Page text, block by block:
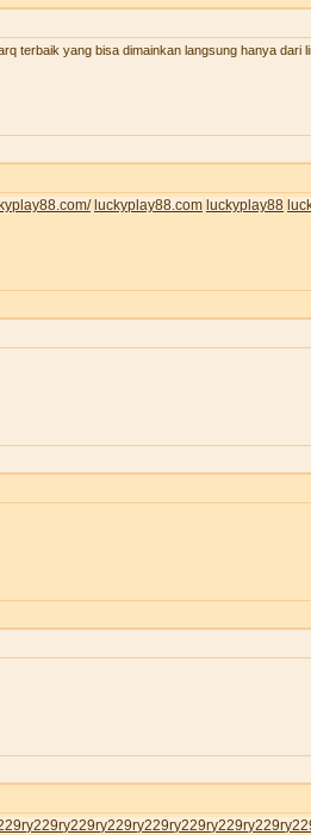
terbaik yang bisa dimainkan langsung hanya dari
luckyplay88.com luckyplay88
у229rу229rу229rу229rу229rу229rу229r